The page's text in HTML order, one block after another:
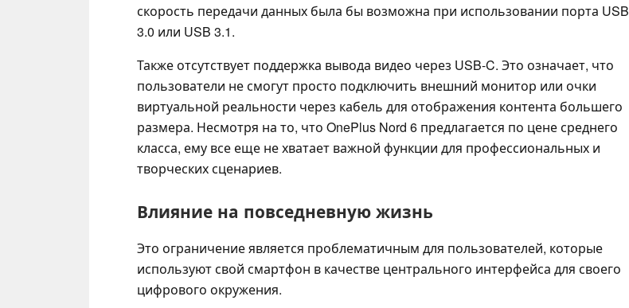
скорость передачи данных была бы возможна при использовании порта USB
3.0 или USB 3.1.
Также отсутствует поддержка вывода видео через USB-C. Это означает, что
пользователи не смогут просто подключить внешний монитор или очки
виртуальной реальности через кабель для отображения контента большего
размера. Несмотря на то, что OnePlus Nord 6 предлагается по цене среднего
класса, ему все еще не хватает важной функции для профессиональных и
творческих сценариев.
Влияние на повседневную жизнь
Это ограничение является проблематичным для пользователей, которые
используют свой смартфон в качестве центрального интерфейса для своего
цифрового окружения.